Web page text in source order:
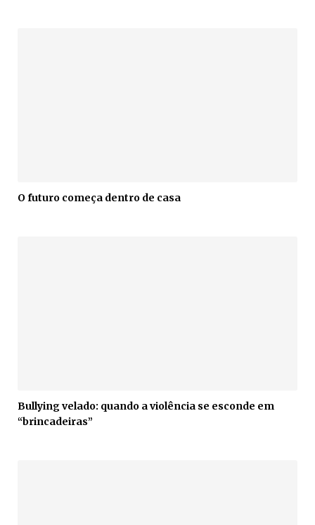
O futuro começa dentro de casa
Bullying velado: quando a violência se esconde em
“brincadeiras”